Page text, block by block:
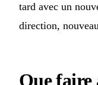
tard avec un
direction,
Que faire